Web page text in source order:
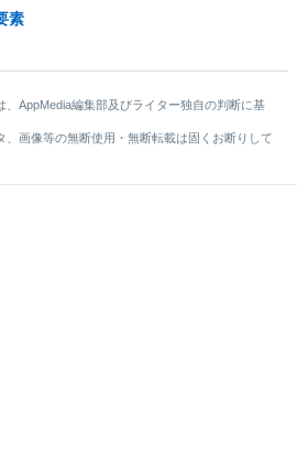
素
AppMedia編集部及びライター独自の判断に基
画像等の無断使用・無断転載は固くお断りして